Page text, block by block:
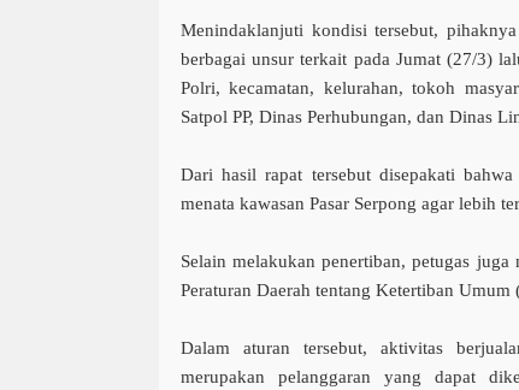
Menindaklanjuti kondisi tersebut,
berbagai unsur terkait pada Jumat (27/3)
Polri, kecamatan, kelurahan, tokoh
Satpol PP, Dinas Perhubungan, dan Dinas
Dari hasil rapat tersebut disepakati
menata kawasan Pasar Serpong agar lebih
Selain melakukan penertiban, petugas juga
Peraturan Daerah tentang Ketertiban Umum
Dalam aturan tersebut, aktivitas
merupakan pelanggaran yang dapat